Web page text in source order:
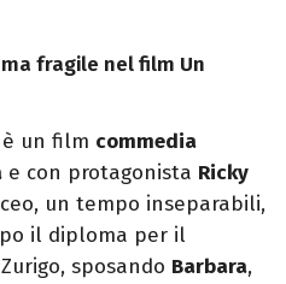
fragile nel film Un
un film commedia
e con protagonista Ricky
un tempo inseparabili,
il diploma per il
sposando Barbara,